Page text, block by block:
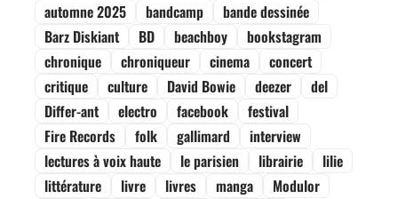
automne 2025
bandcamp
bande dessinée
Barz Diskiant
BD beachboy
bookstagram
chronique
chroniqueur cinema
concert
critique
culture David Bowie deezer
del
Differ-ant
electro facebook
festival
Fire Records
folk gallimard
interview
lectures à voix haute
le parisien librairie
lilie
littérature
livre livres manga
Modulor